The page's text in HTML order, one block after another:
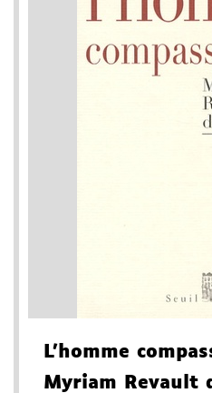
L'homme
Myriam Revault